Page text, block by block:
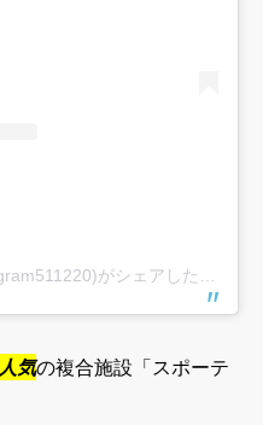
気の複合施設「スポーテ